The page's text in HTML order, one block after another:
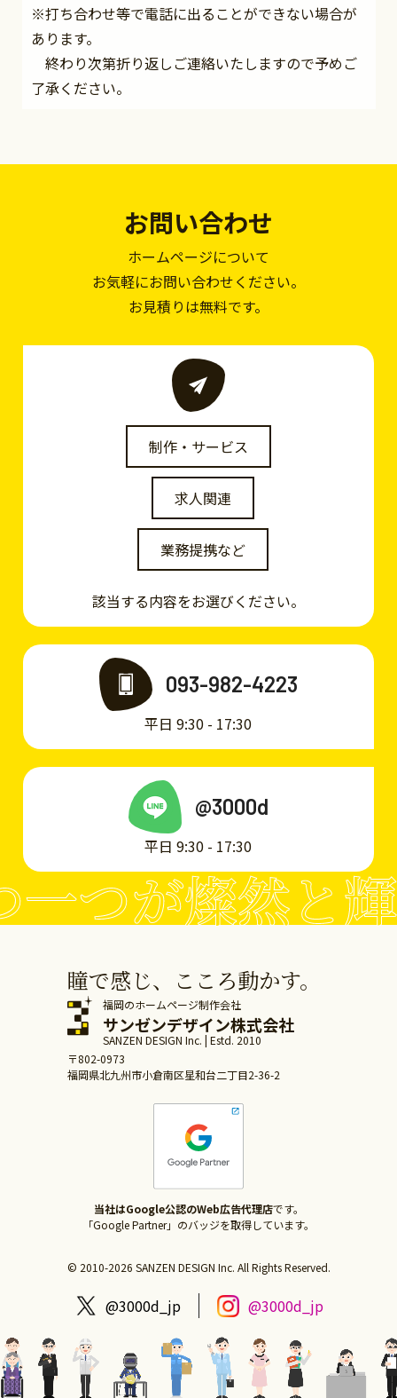
※打ち合わせ等で電話に出ることができない場合が
あります。
終わり次第折り返しご連絡いたしますので予めご
了承ください。
お問い合わせ
ホームページについて
お気軽にお問い合わせください。
お見積りは無料です。
制作・サービス
求人関連
業務提携など
該当する内容をお選びください。
093-982-4223
平日 9:30 - 17:30
@3000d
平日 9:30 - 17:30
つが燦然と輝
瞳で感じ、こころ動かす。
福岡のホームページ制作会社
サンゼンデザイン株式会社
SANZEN DESIGN Inc. | Estd. 2010
〒802-0973
福岡県北九州市小倉南区星和台二丁目2-36-2
当社はGoogle公認のWeb広告代理店です。
「Google Partner」のバッジを取得しています。
© 2010-2026 SANZEN DESIGN Inc. All Rights Reserved.
@3000d_jp @3000d_jp